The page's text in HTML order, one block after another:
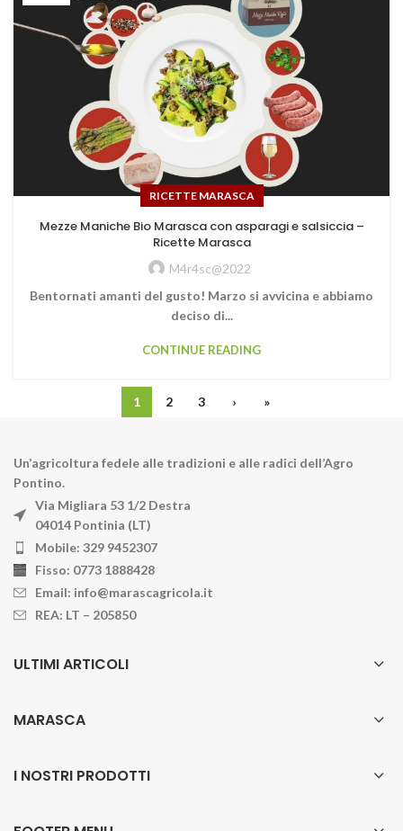
RICETTE MARASCA
Mezze Maniche Bio Marasca con asparagi e salsiccia –
Ricette Marasca
M4r4sc@2022
Bentornati amanti del gusto! Marzo si avvicina e abbiamo
deciso di...
CONTINUE READING
1 2 3 › »
Un’agricoltura fedele alle tradizioni e alle radici dell’Agro
Pontino.
Via Migliara 53 1/2 Destra
04014 Pontinia (LT)
Mobile: 329 9452307
Fisso: 0773 1888428
Email: info@marascagricola.it
REA: LT – 205850
ULTIMI ARTICOLI
MARASCA
I NOSTRI PRODOTTI